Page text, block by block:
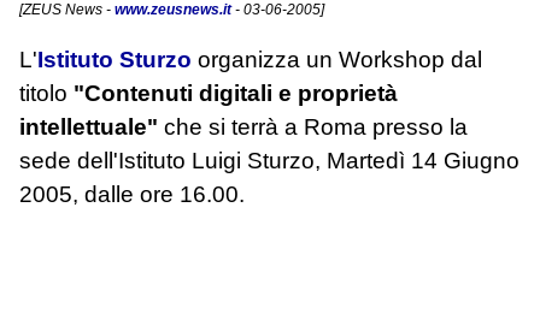
[ZEUS News - www.zeusnews.it- 03-06-2005]
L'Istituto Sturzo organizza un Workshop dal
titolo "Contenuti digitali e proprietà
intellettuale" che si terrà a Roma presso la
sede dell'Istituto Luigi Sturzo, Martedì 14 Giugno
2005, dalle ore 16.00.